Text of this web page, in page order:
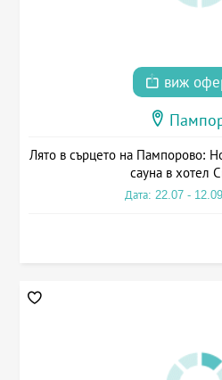
виж
Лято в сърцето на Пампорово:
сауна в хотел
Дата: 22.07 -